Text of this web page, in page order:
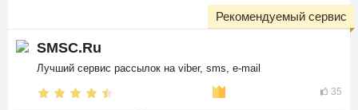
SMSC.Ru
Лучший сервис рассылок на viber, sms, e-mail
35
Рекомендуемый сервис